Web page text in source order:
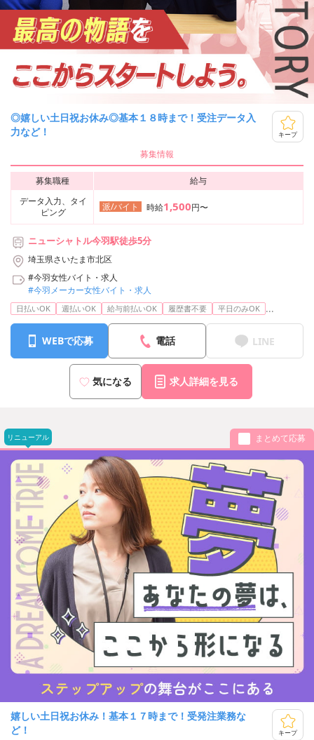
◎嬉しい土日祝お休み◎基本１８時まで！受注データ入
力など！
キープ
募集情報
募集職種
給与
データ入力、タイ
ピング
派/バイト 時給1,500円〜
ニューシャトル今羽駅徒歩5分
埼玉県さいたま市北区
#今羽女性バイト・求人
#今羽メーカー女性バイト・求人
日払いOK 週払いOK 給与前払いOK 履歴書不要 平日のみOK ...
WEBで応募 電話 LINE
気になる 求人詳細を見る
リニューアル まとめて応募
嬉しい土日祝お休み！基本１７時まで！受発注業務な
ど！
キープ